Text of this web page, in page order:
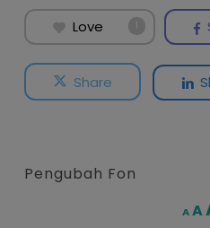
Love 1
Share
Pengubah Fon
A A